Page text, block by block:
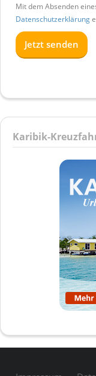
Mit dem Absenden
Datenschutzerklärung
Karibik-